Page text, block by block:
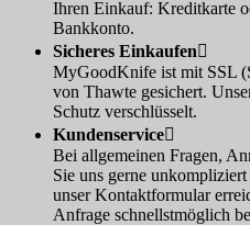
Ihren Einkauf: Kreditkarte
Bankkonto.
Sicheres Einkaufen
MyGoodKnife ist mit SSL
von Thawte gesichert.
Schutz verschlüsselt.
Kundenservice
Bei allgemeinen Fragen,
Sie uns gerne
unser Kontaktformular
Anfrage schnellstmöglich